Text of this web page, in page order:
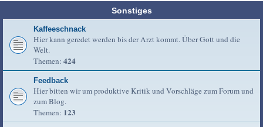
Sonstiges
Kaffeeschnack
Hier kann geredet werden bis der Arzt kommt. Über Gott und die
Welt.
Themen: 424
Feedback
Hier bitten wir um produktive Kritik und Vorschläge zum Forum und
zum Blog.
Themen: 123